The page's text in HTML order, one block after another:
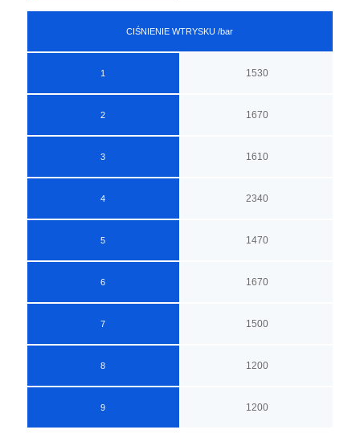
CIŚNIENIE WTRYSKU /bar
1 1530
2 1670
3 1610
4 2340
5 1470
6 1670
7 1500
8 1200
9 1200